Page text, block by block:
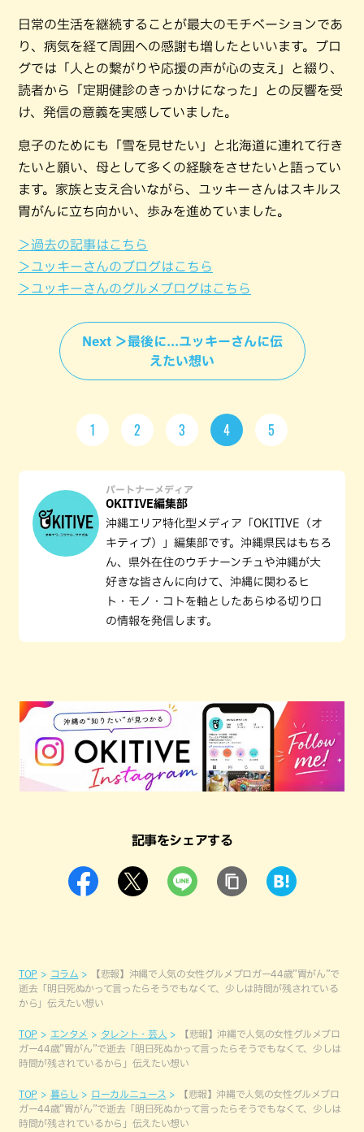
日常の生活を継続することが最大のモチベーションであ
り、病気を経て周囲への感謝も増したといいます。ブロ
グでは「人との繋がりや応援の声が心の支え」と綴り、
読者から「定期健診のきっかけになった」との反響を受
け、発信の意義を実感していました。
息子のためにも「雪を見せたい」と北海道に連れて行き
たいと願い、母として多くの経験をさせたいと語ってい
ます。家族と支え合いながら、ユッキーさんはスキルス
胃がんに立ち向かい、歩みを進めていました。
＞過去の記事はこちら
＞ユッキーさんのブログはこちら
＞ユッキーさんのグルメブログはこちら
Next ＞最後に...ユッキーさんに伝
えたい想い
1 2 3 4 5
パートナーメディア
OKITIVE編集部
沖縄エリア特化型メディア「OKITIVE（オ
キティブ）」編集部です。沖縄県民はもちろ
ん、県外在住のウチナーンチュや沖縄が大
好きな皆さんに向けて、沖縄に関わるヒ
ト・モノ・コトを軸としたあらゆる切り口
の情報を発信します。
記事をシェアする
TOP コラム
【悲報】沖縄で人気の女性グルメブロガー44歳”胃がん”で
逝去「明日死ぬかって言ったらそうでもなくて、少しは時間が残されている
から」伝えたい想い
TOP エンタメ タレント・芸人
【悲報】沖縄で人気の女性グルメブロ
ガー44歳”胃がん”で逝去「明日死ぬかって言ったらそうでもなくて、少しは
時間が残されているから」伝えたい想い
TOP 暮らし ローカルニュース
【悲報】沖縄で人気の女性グルメブロ
ガー44歳”胃がん”で逝去「明日死ぬかって言ったらそうでもなくて、少しは
時間が残されているから」伝えたい想い